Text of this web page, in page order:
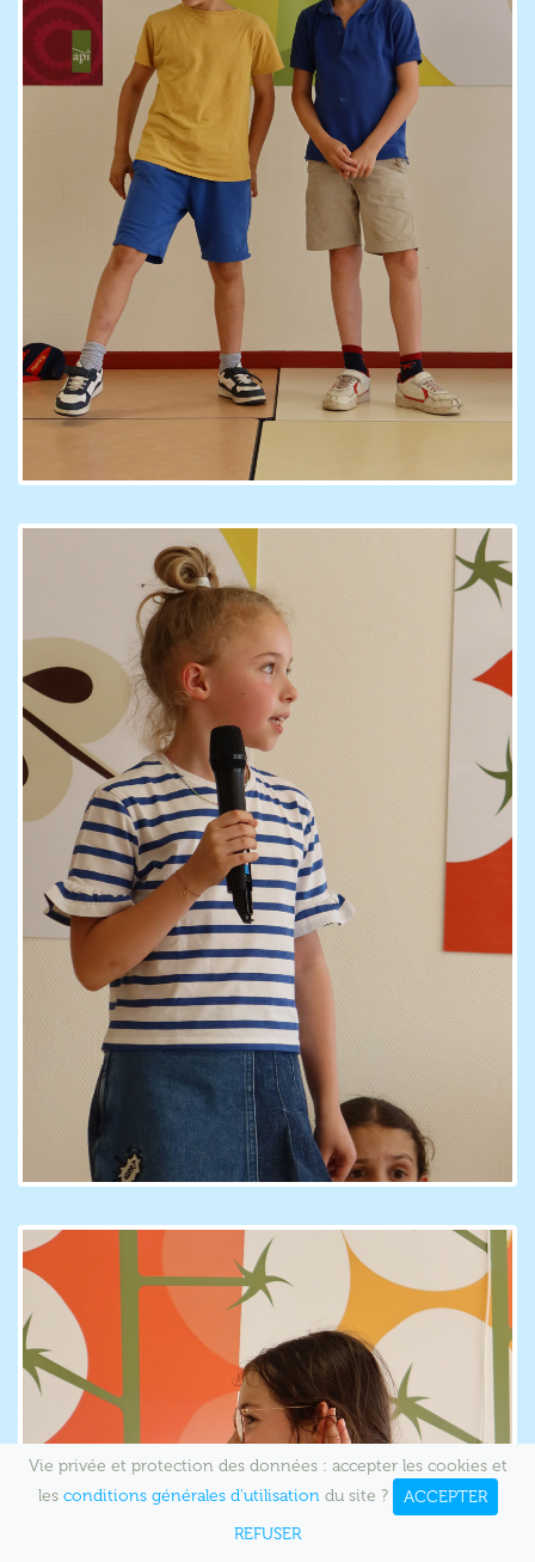
Vie privée et protection des données : accepter les cookies et
les conditions générales d'utilisationdu site ?
ACCEPTER
REFUSER